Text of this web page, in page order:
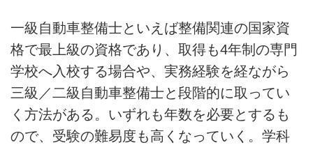
一級自動車整備士といえば整備関連の国家資
格で最上級の資格であり、取得も4年制の専門
学校へ入校する場合や、実務経験を経ながら
三級／二級自動車整備士と段階的に取ってい
く方法がある。いずれも年数を必要とするも
ので、受験の難易度も高くなっていく。学科